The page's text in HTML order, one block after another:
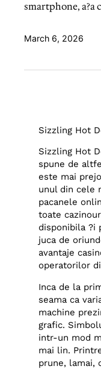
smartphone, a?a
March 6, 2026
Sizzling Hot
Sizzling Hot
spune de
este mai
unul din cele
pacanele
toate
disponibila ?i
juca de
avantaje
operatorilor
Inca de la
seama ca
machine
grafic.
intr-un mod
mai lin.
prune, lamai,